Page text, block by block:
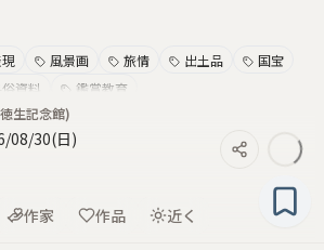
風景画 旅情 出土品
国宝
俗資料
鑑賞教育
生記念館)
08/30(日)
作家 作品 近く